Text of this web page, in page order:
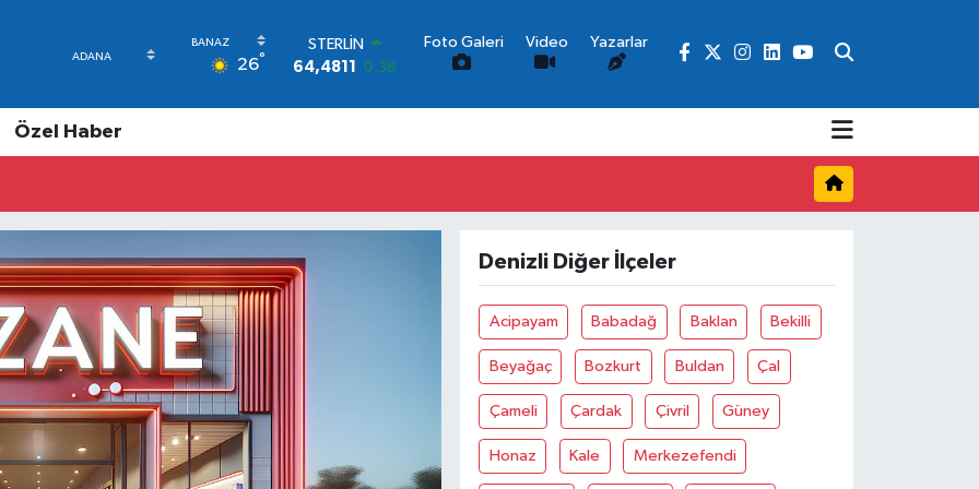
26°
STERLİN
64,4811
0.38
6660.55 0.03
13.779 -14
DOLAR
Foto Galeri Video Yazarlar
Özel Haber
Denizli Diğer İlçeler
Acipayam Babadağ Baklan Bekilli
Beyağaç Bozkurt Buldan Çal
Çameli Çardak Çivril Güney
Honaz Kale Merkezefendi